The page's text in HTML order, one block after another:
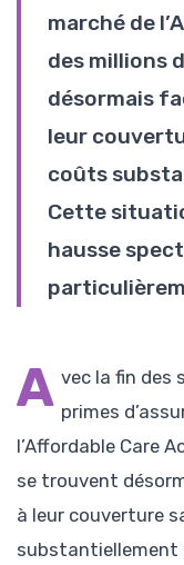
marché de
des millions
désormais
leur
coûts
Cette
hausse
A vec la fin des
primes
l’Affordable Care
se trouvent
à leur couverture
substantiellement